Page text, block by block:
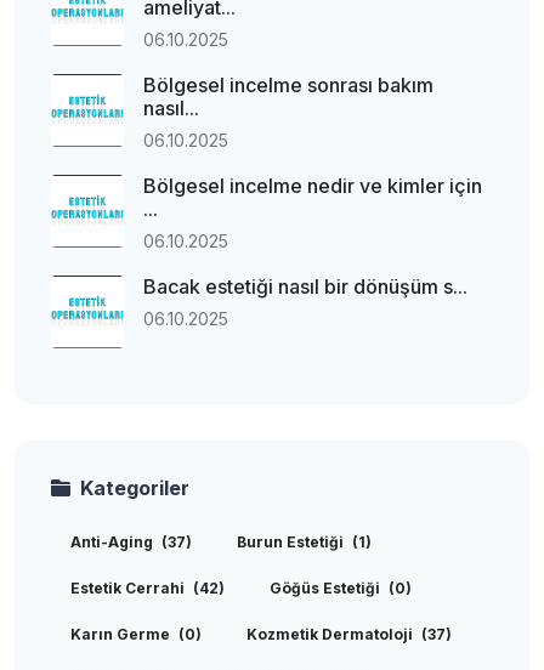
ameliyat...
06.10.2025
Bölgesel incelme sonrası bakım
nasıl...
06.10.2025
Bölgesel incelme nedir ve kimler için
...
06.10.2025
Bacak estetiği nasıl bir dönüşüm s...
06.10.2025
Kategoriler
Anti-Aging (37) Burun Estetiği (1)
Estetik Cerrahi (42) Göğüs Estetiği (0)
Karın Germe (0) Kozmetik Dermatoloji (37)